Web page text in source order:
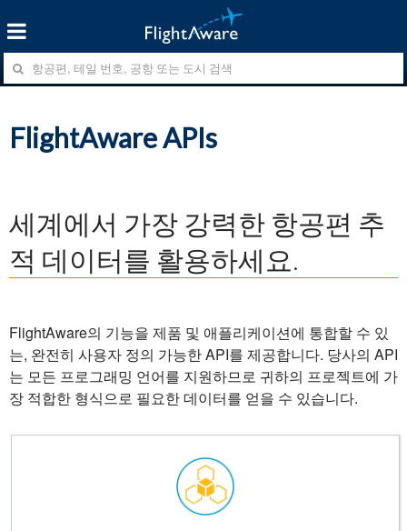
FlightAware APIs
세계에서 가장 강력한 항공편 추
적 데이터를 활용하세요.
FlightAware의 기능을 제품 및 애플리케이션에 통합할 수 있
는, 완전히 사용자 정의 가능한 API를 제공합니다. 당사의 API
는 모든 프로그래밍 언어를 지원하므로 귀하의 프로젝트에 가
장 적합한 형식으로 필요한 데이터를 얻을 수 있습니다.